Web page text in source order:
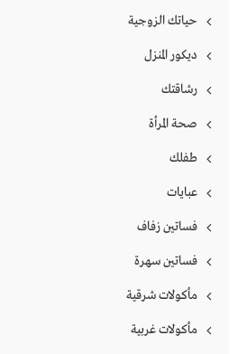
حياتك الزوجية
ديكور المنزل
رشاقتك
صحة المرأة
طفلك
عبايات
فساتين زفاف
فساتين سهرة
مأكولات شرقية
مأكولات غربية